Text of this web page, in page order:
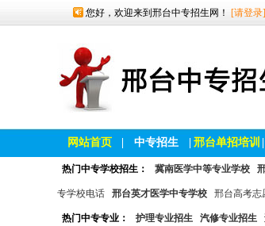
您好，欢迎来到邢台中专招生网！ [请登录]
网站首页 中专招生 邢台单招培训
热门中专学校招生： 冀南医学中等专业学校
专学校电话 邢台英才医学中专学校 邢台高考志
热门中专专业： 护理专业招生 汽修专业招生